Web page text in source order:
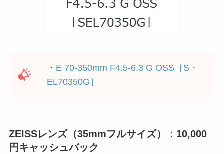
・ E 70-350mm F4.5-6.3 G OSS［S・
EL70350G］
ZEISSレンズ（35mmフルサイズ）：10,000
円キャッシュバック